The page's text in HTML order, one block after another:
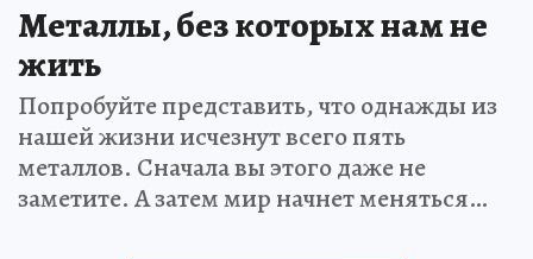
Металлы, без которых нам не
жить
Попробуйте представить, что однажды из
нашей жизни исчезнут всего пять
металлов. Сначала вы этого даже не
заметите. А затем мир начнет меняться…